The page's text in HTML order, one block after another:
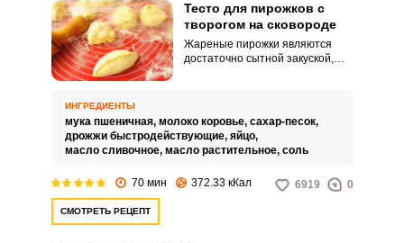
Тесто для пирожков с
творогом на сковороде
Жареные пирожки являются
достаточно сытной закуской,
соленой.
ИНГРЕДИЕНТЫ
мука пшеничная, молоко коровье, сахар-песок,
дрожжи быстродействующие, яйцо,
масло сливочное, масло растительное, соль
70 мин 372.33 кКал 6919 0
СМОТРЕТЬ РЕЦЕПТ